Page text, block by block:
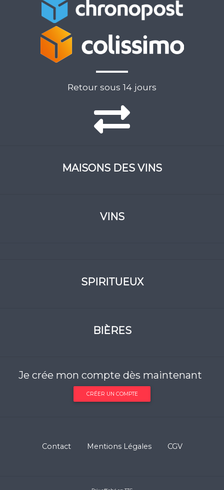
Retour sous 14 jours
MAISONS DES VINS
VINS
SPIRITUEUX
BIÈRES
Je crée mon compte dès maintenant
CRÉER UN COMPTE
Contact Mentions Légales CGV